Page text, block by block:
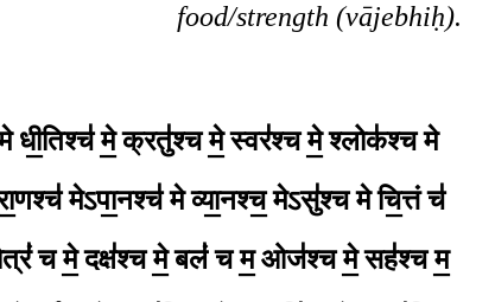
food/strength (vājebhiḥ).
धी॒तिश्च॑ मे॒ क्रतु॑श्च मे॒ स्वर॑श्च मे॒ श्लोक॑श्च मे
मेऽपा॒नश्च॑ मे व्या॒नश्च॒ मेऽसु॑श्च मेचि॒त्तं च॑
च मे॒ दक्ष॑श्च मे॒ बलं॑ च म॒ओज॑श्च मे॒ सह॑श्च म॒